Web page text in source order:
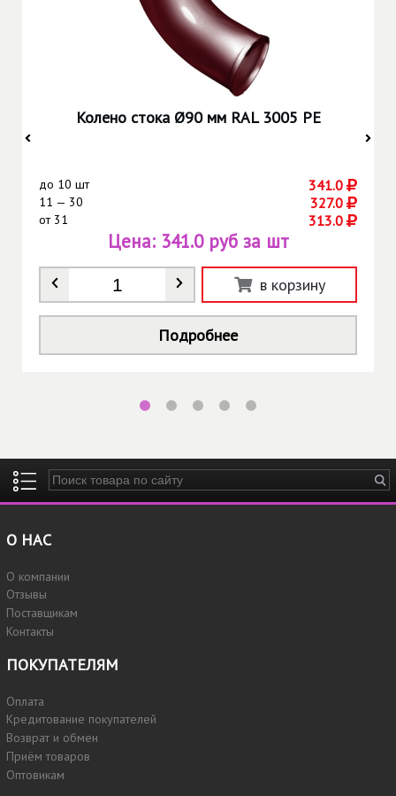
Колено стока Ø90 мм RAL 3005 РЕ
до 10 шт 341.0
11 — 30 327.0
от31 313.0
Количество *
Цена: 341.0 руб за шт
в корзину
Подробнее
Введите ключевые слова для поиска
О НАС
О компании
Отзывы
Поставщикам
Контакты
ПОКУПАТЕЛЯМ
Оплата
Кредитование покупателей
Возврат и обмен
Приём товаров
Оптовикам